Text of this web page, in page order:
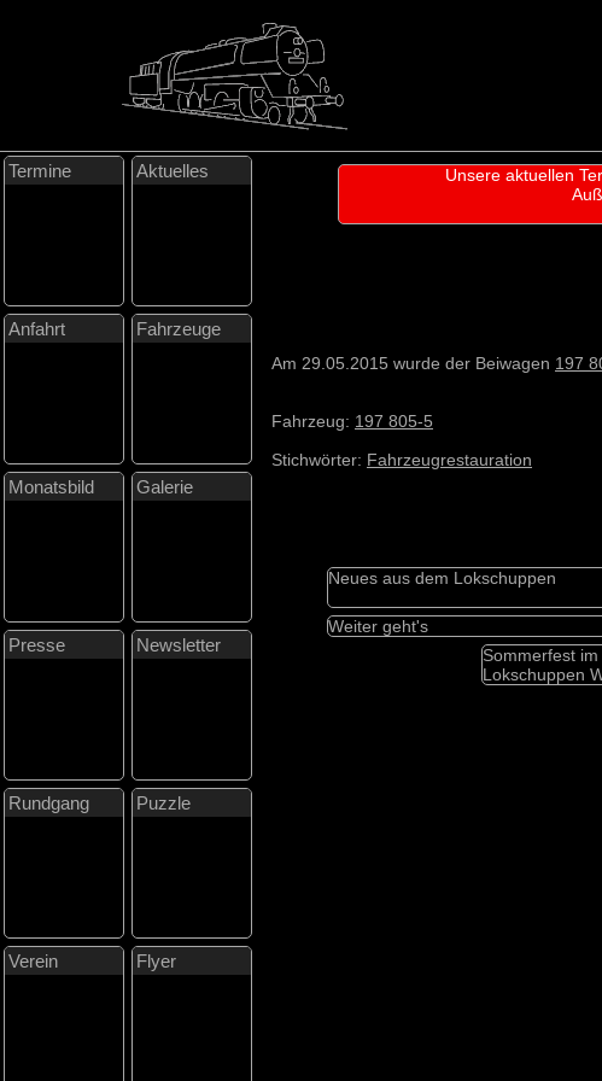
Termine Aktuelles
Anfahrt Fahrzeuge
Monatsbild Galerie
Presse Newsletter
Rundgang Puzzle
Verein Flyer
Unsere aktuellen
Am 29.05.2015 wurde der Beiwagen 197
Fahrzeug: 197 805-5
Stichwörter: Fahrzeugrestauration
Neues aus dem Lokschuppen
Weiter geht's
Sommerfest
Lokschuppen